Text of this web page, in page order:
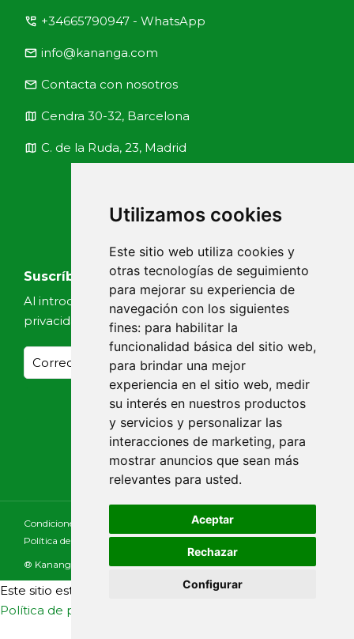
Utilizamos cookies
Este sitio web utiliza cookies y
otras tecnologías de seguimiento
para mejorar su experiencia de
navegación con los siguientes
fines: para habilitar la
funcionalidad básica del sitio web,
para brindar una mejor
experiencia en el sitio web, medir
su interés en nuestros productos
y servicios y personalizar las
interacciones de marketing, para
mostrar anuncios que sean más
relevantes para usted.
Aceptar
Rechazar
Configurar
perm_phone_msg +34665790947 - WhatsApp
email info@kananga.com
email Contacta con nosotros
map Cendra 30-32, Barcelona
map C. de la Ruda, 23, Madrid
Suscríbete a nuestras noticias
Al introducir tu email, aceptas nuestra Política de
privacidad
Condiciones Generales Aviso Legal
Política de Cookies
Política de Privacidad
Declaración de Accesibilidad
® Kananga
Este sitio está protegido por reCAPTCHA y se aplican la
Política de privacidad